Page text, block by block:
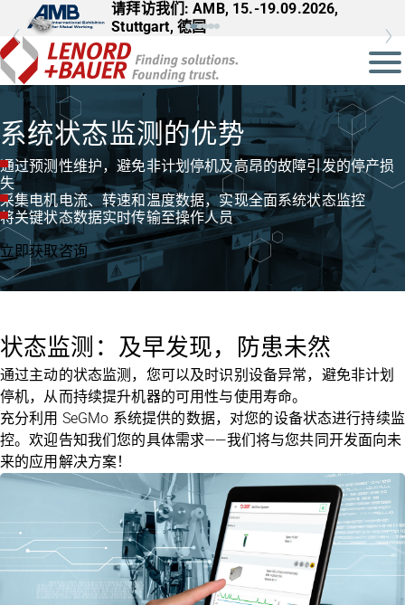
请拜访我们: AMB, 15.-19.09.2026,
Stuttgart, 德国
系统状态监测的优势
通过预测性维护，避免非计划停机及高昂的故障引发的停产损
失
采集电机电流、转速和温度数据，实现全面系统状态监控
将关键状态数据实时传输至操作人员
立即获取咨询
状态监测：及早发现，防患未然
通过主动的状态监测，您可以及时识别设备异常，避免非计划
停机，从而持续提升机器的可用性与使用寿命。
充分利用 SeGMo 系统提供的数据，对您的设备状态进行持续监
控。欢迎告知我们您的具体需求——我们将与您共同开发面向未
来的应用解决方案！